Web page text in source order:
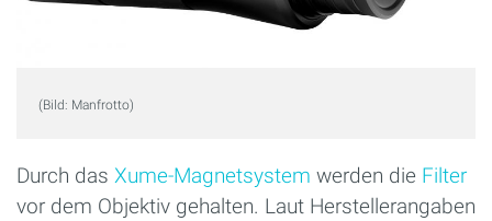
(Bild: Manfrotto)
Durch das Xume-Magnetsystem werden die Filter
vor dem Objektiv gehalten. Laut Herstellerangaben